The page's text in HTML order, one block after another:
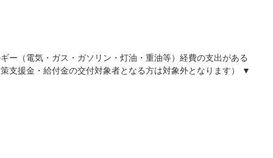
（電気・ガス・ガソリン・灯油・重油等）経費の支出がある
援金・給付金の交付対象者となる方は対象外となります） ▼